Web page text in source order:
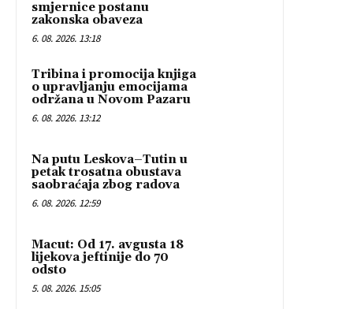
smjernice postanu
zakonska obaveza
6. 08. 2026. 13:18
Tribina i promocija knjiga
o upravljanju emocijama
održana u Novom Pazaru
6. 08. 2026. 13:12
Na putu Leskova–Tutin u
petak trosatna obustava
saobraćaja zbog radova
6. 08. 2026. 12:59
Macut: Od 17. avgusta 18
lijekova jeftinije do 70
odsto
5. 08. 2026. 15:05